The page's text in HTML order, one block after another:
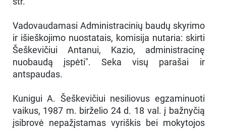
Vadovaudamasi Administracinių baudų skyrimo
ir išieškojimo nuostatais, komisija nutaria: skirti
Šeškevičiui Antanui, Kazio, administracinę
nuobaudą įspėti". Seka visų parašai ir
antspaudas.
Kunigui A. Šeškevičiui nesiliovus egzaminuoti
vaikus, 1987 m. birželio 24 d. 18 val. į bažnyčią
įsibrovė nepažįstamas vyriškis bei mokytojos